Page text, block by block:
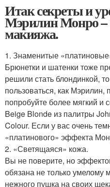
Итак секреты и
Мэрилин Монро –
макияжа.
1. Знаменитые
Брюнетки и шатенки тоже
решили стать блондинкой,
пользоваться, как Мэрилин,
попробуйте более мягкий и
Beige Blonde из палитры
Colour. Если у вас очень
«платинового» эффекта
2. «Светящаяся» кожа.
Вы не поверите, но
обязана не только умелому
нежного пушка на своих